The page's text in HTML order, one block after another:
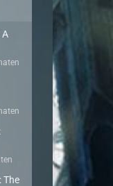
A
The